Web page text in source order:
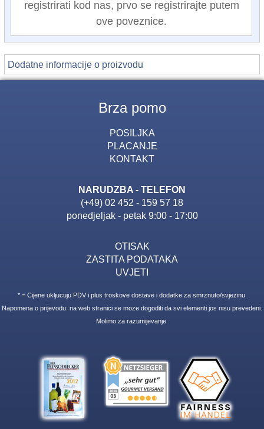
registrirati kod nas, prvo se registrirajte putem
ove poveznice.
Dodatne informacije o proizvodu
Brza pomo
POSILJKA
PLACANJE
KONTAKT
NARUDZBA - TELEFON
(+49) 02 452 - 159 57 18
ponedjeljak - petak 9:00 - 17:00
OTISAK
ZASTITA PODATAKA
UVJETI
* = Cijene ukljucuju PDV i plus troskove dostave i dodatke za smrznuto/svjezinu.
Napomena o prijevodu: na web stranici se moze dogoditi da svi elementi jos nisu prevedeni.
Molimo za razumijevanje.